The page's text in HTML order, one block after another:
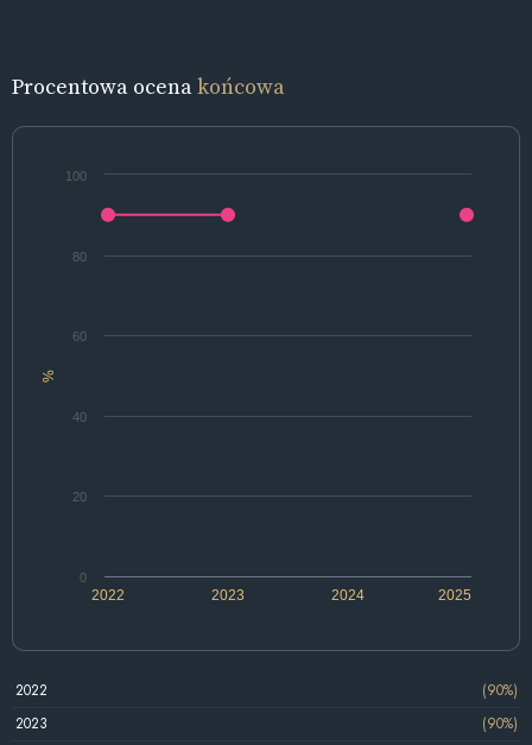
Procentowa ocenakońcowa
%
2022 2024
2023 2025
0
20
40
60
80
100
2022
(90%)
2023
(90%)